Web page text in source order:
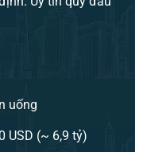
uống
USD (~ 6,9 tỷ)